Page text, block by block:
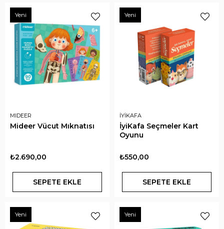
MIDEER
Mideer Vücut Mıknatısı
₺2.690,00
SEPETE EKLE
Yeni
İYİKAFA
İyiKafa Seçmeler Kart
Oyunu
₺550,00
SEPETE EKLE
Yeni
Yeni Yeni